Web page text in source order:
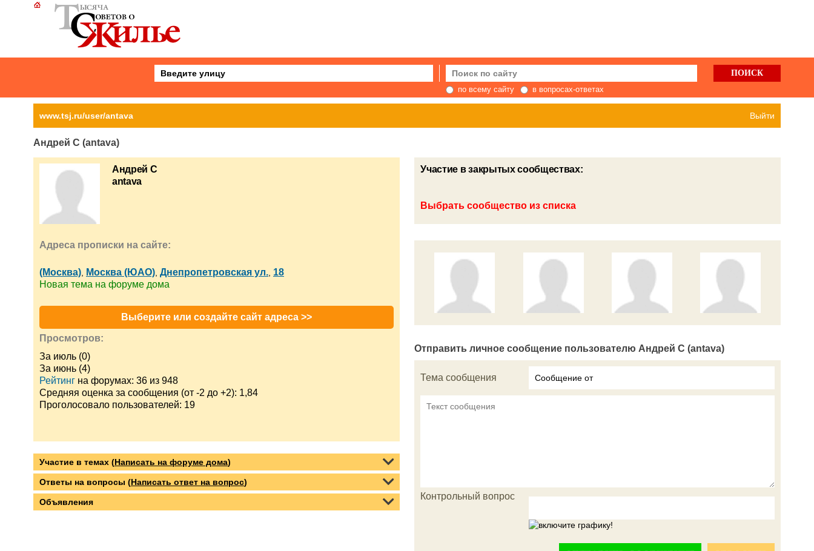
по всему сайту в вопросах-ответах
www.tsj.ru/user/antava Выйти
Андрей С (antava)
Андрей С
antava
Адреса прописки на сайте:
(Москва) Москва (ЮАО) Днепропетровская ул. 18
Новая тема на форуме дома
Выберите или создайте сайт адреса >>
Просмотров:
За июль (0)
За июнь (4)
Рейтинг на форумах: 36 из 948
Средняя оценка за сообщения (от -2 до +2): 1,84
Проголосовало пользователей: 19
Участие в темах (Написать на форуме дома)
Ответы на вопросы (Написать ответ на вопрос)
Объявления
Участие в закрытых сообществах:
Выбрать сообщество из списка
Отправить личное сообщение пользователю Андрей С (antava)
Тема сообщения
Контрольный вопрос